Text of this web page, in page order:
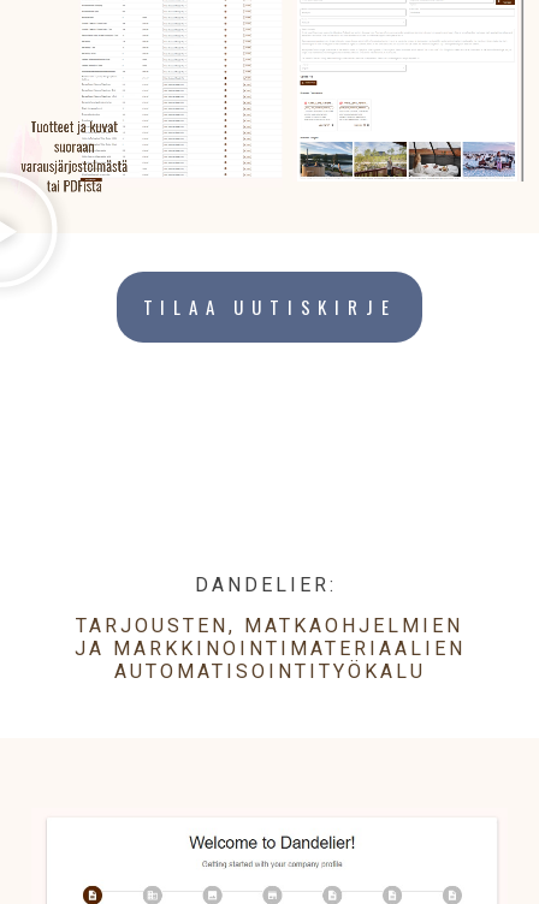
TILAA UUTISKIRJE
DANDELIER:
TARJOUSTEN, MATKAOHJELMIEN
JA MARKKINOINTIMATERIAALIEN
AUTOMATISOINTITYÖKALU